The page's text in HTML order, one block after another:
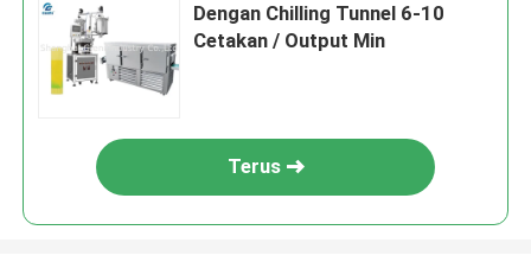
Dengan Chilling Tunnel 6-10
Cetakan / Output Min
Terus